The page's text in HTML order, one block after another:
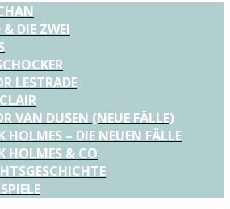
& DIE ZWEI
LESTRADE
VAN DUSEN (NEUE FÄLLE)
HOLMES – DIE NEUEN FÄLLE
HOLMES & CO